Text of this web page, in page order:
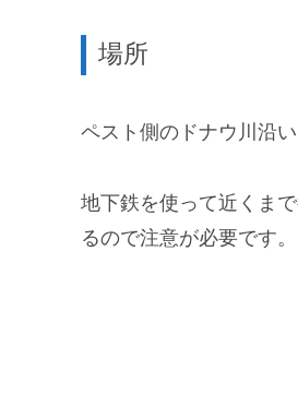
場所
ペスト側のドナウ川沿
地下鉄を使って近くまで
るので注意が必要です。